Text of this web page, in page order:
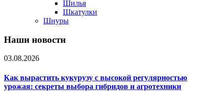
Шилья
Шкатулки
Шнуры
Наши новости
03.08.2026
Как вырастить кукурузу с высокой регулярностью
урожая: секреты выбора гибридов и агротехники